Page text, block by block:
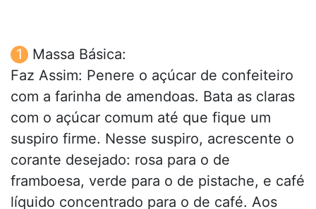
Massa Básica:
Faz Assim: Penere o açúcar de confeiteiro
com a farinha de amendoas. Bata as claras
com o açúcar comum até que fique um
suspiro firme. Nesse suspiro, acrescente o
corante desejado: rosa para o de
framboesa, verde para o de pistache, e café
líquido concentrado para o de café. Aos